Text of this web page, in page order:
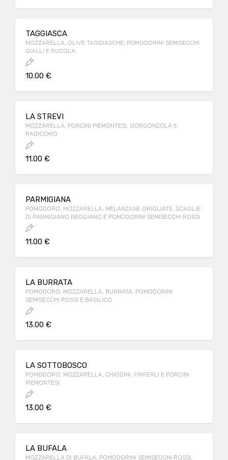
TAGGIASCA
MOZZARELLA, OLIVE TAGGIASCHE, POMODORINI SEMISECCHI
GIALLI E RUCOLA
10.00 €
LA STREVI
MOZZARELLA, PORCINI PIEMONTESI, GORGONZOLA E
RADICCHIO
11.00 €
PARMIGIANA
POMODORO, MOZZARELLA, MELANZANE GRIGLIATE, SCAGLIE
DI PARMIGIANO REGGIANO E POMODORINI SEMISECCHI ROSSI
11.00 €
LA BURRATA
POMODORO, MOZZARELLA, BURRATA, POMODORINI
SEMISECCHI ROSSI E BASILICO
13.00 €
LA SOTTOBOSCO
POMODORO, MOZZARELLA, CHIODINI, FINFERLI E PORCINI
PIEMONTESI
13.00 €
LA BUFALA
MOZZARELLA DI BUFALA, POMODORINI SEMISECCHI ROSSI,